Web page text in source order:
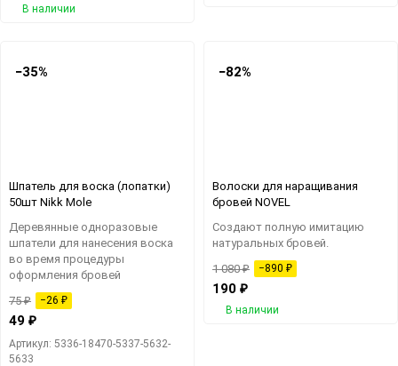
В наличии
−35%
Шпатель для воска (лопатки)
50шт Nikk Mole
Деревянные одноразовые
шпатели для нанесения воска
во время процедуры
оформления бровей
75₽ −26 ₽
49 ₽
Артикул: 5336-18470-5337-5632-
5633
−82%
Волоски для наращивания
бровей NOVEL
Создают полную имитацию
натуральных бровей.
1 080₽ −890 ₽
190 ₽
В наличии